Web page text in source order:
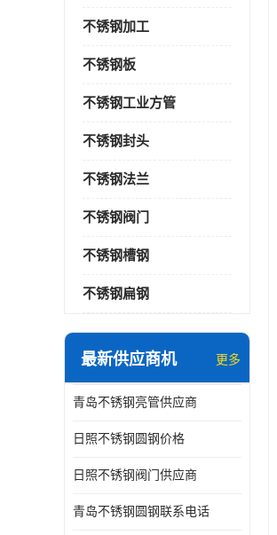
不锈钢加工
不锈钢板
不锈钢工业方管
不锈钢封头
不锈钢法兰
不锈钢阀门
不锈钢槽钢
不锈钢扁钢
最新供应商机 更多
青岛不锈钢亮管供应商
日照不锈钢圆钢价格
日照不锈钢阀门供应商
青岛不锈钢圆钢联系电话